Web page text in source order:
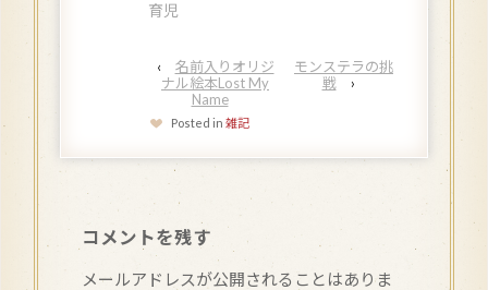
育児
‹
名前入りオリジ
ナル絵本Lost My
Name
モンステラの挑
戦
›
Posted in 雑記
コメントを残す
メールアドレスが公開されることはありま